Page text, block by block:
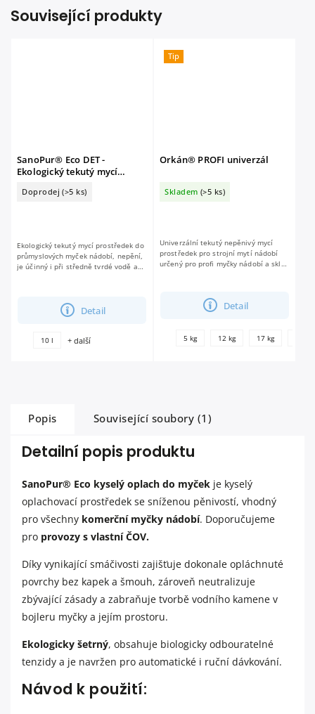
Související produkty
SanoPur® Eco DET -
Ekologický tekutý mycí
Doprodej (>5 ks)
Detail
Ekologický tekutý mycí prostředek do
průmyslových myček nádobí, nepění,
je účinný i při středně tvrdé vodě a
10 l + další
Tip
Orkán® PROFI univerzál
Skladem (>5 ks)
Detail
Univerzální tekutý nepěnivý mycí
prostředek pro strojní mytí nádobí
určený pro profi myčky nádobí a skla.
5 kg 12 kg 17 kg
Popis Související soubory (1)
Detailní popis produktu
SanoPur® Eco kyselý oplach do myček je kyselý
oplachovací prostředek se sníženou pěnivostí, vhodný
pro všechny komerční myčky nádobí. Doporučujeme
pro provozy s vlastní ČOV.
Díky vynikající smáčivosti zajišťuje dokonale opláchnuté
povrchy bez kapek a šmouh, zároveň neutralizuje
zbývající zásady a zabraňuje tvorbě vodního kamene v
bojleru myčky a jejím prostoru.
Ekologicky šetrný, obsahuje biologicky odbouratelné
tenzidy a je navržen pro automatické i ruční dávkování.
Návod k použití: